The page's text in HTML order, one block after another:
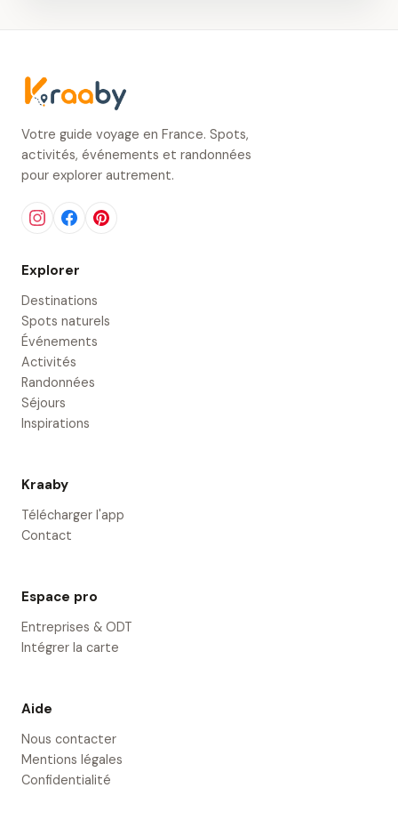
Votre guide voyage en France. Spots,
activités, événements et randonnées
pour explorer autrement.
Explorer
Destinations
Spots naturels
Événements
Activités
Randonnées
Séjours
Inspirations
Kraaby
Télécharger l'app
Contact
Espace pro
Entreprises & ODT
Intégrer la carte
Aide
Nous contacter
Mentions légales
Confidentialité